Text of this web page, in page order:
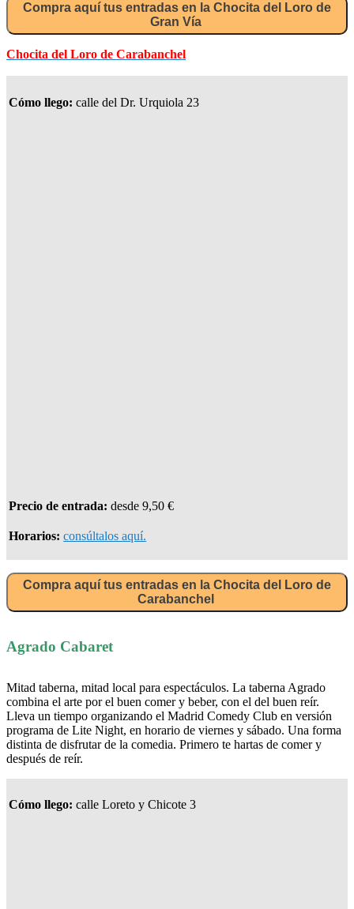
Compra aquí tus entradas en la Chocita del Loro de
Gran Vía
Chocita del Loro de Carabanchel
Cómo llego: calle del Dr. Urquiola 23
Precio de entrada:desde 9,50 €
Horarios:consúltalos aquí.
Compra aquí tus entradas en la Chocita del Loro de
Carabanchel
Agrado Cabaret
Mitad taberna, mitad local para espectáculos. La taberna Agrado
combina el arte por el buen comer y beber, con el del buen reír.
Lleva un tiempo organizando el Madrid Comedy Club en versión
programa de Lite Night, en horario de viernes y sábado. Una forma
distinta de disfrutar de la comedia. Primero te hartas de comer y
después de reír.
Cómo llego: calle Loreto y Chicote 3